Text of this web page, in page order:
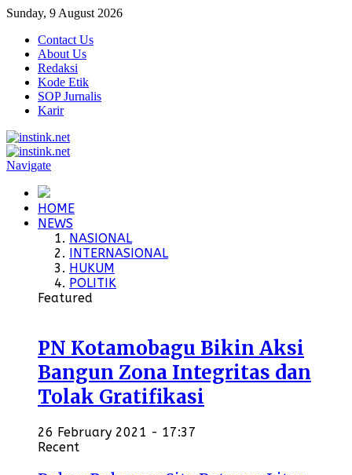
Sunday, 9 August 2026
Contact Us
About Us
Redaksi
Kode Etik
SOP Jurnalis
Karir
Navigate
HOME
NEWS
NASIONAL
INTERNASIONAL
HUKUM
POLITIK
Featured
PN Kotamobagu Bikin Aksi
Bangun Zona Integritas dan
Tolak Gratifikasi
26 February 2021 - 17:37
Recent